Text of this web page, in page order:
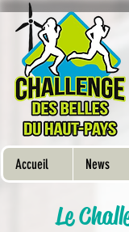
Accueil News
Le